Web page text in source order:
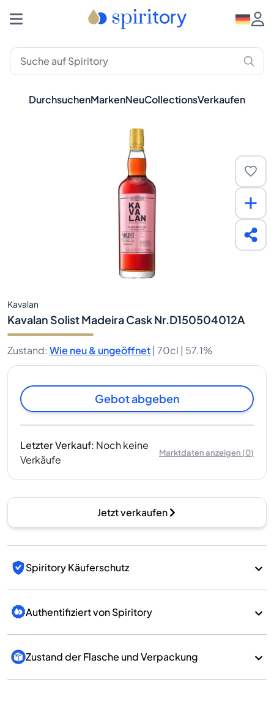
DurchsuchenMarkenNeuCollectionsVerkaufen
Kavalan
Kavalan Solist Madeira Cask Nr.D150504012A
Zustand: Wie neu & ungeöffnet | 70cl | 57.1%
Gebot abgeben
Letzter Verkauf: Noch keine
Verkäufe
Marktdaten anzeigen (0)
Jetzt verkaufen
Spiritory Käuferschutz
Authentifiziert von Spiritory
Zustand der Flasche und Verpackung